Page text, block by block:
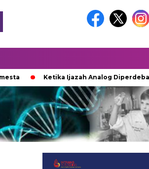
Ketika Ijazah Analog Diperdebatkan di